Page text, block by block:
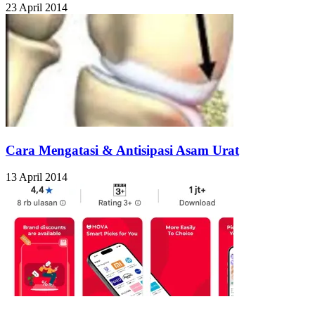
23 April 2014
Cara Mengatasi & Antisipasi Asam Urat
13 April 2014